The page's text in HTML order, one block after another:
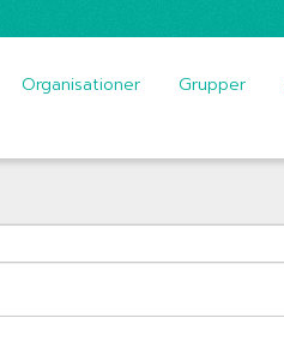
Organisationer Grupper